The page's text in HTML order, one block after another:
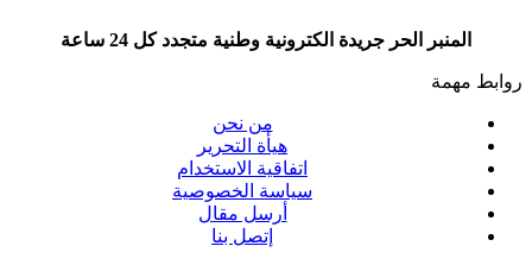
المنبر الحر جريدة الكترونية وطنية متجدد كل 24 ساعة
روابط مهمة
من نحن
هيأة التحرير
اتفاقية الاستخدام
سياسة الخصوصية
أرسل مقال
إتصل بنا